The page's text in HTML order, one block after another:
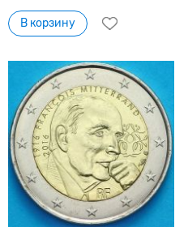
В корзину